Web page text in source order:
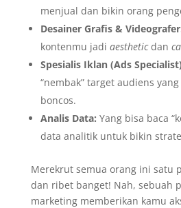
menjual dan bikin orang
Desainer Grafis &
kontenmu jadi aestheticdan
Spesialis Iklan (Ads
“nembak” target audiens
boncos.
Analis Data: Yang bisa baca
data analitik untuk bikin
Merekrut semua orang ini satu
dan ribet banget! Nah, sebuah
marketing memberikan kamu